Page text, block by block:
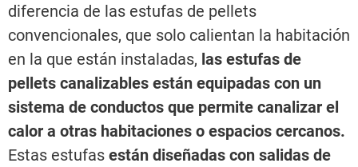
diferencia de las estufas de pellets
convencionales, que solo calientan la habitación
en la que están instaladas, las estufas de
pellets canalizables están equipadas con un
sistema de conductos que permite canalizar el
calor a otras habitaciones o espacios cercanos.
Estas estufas están diseñadas con salidas de